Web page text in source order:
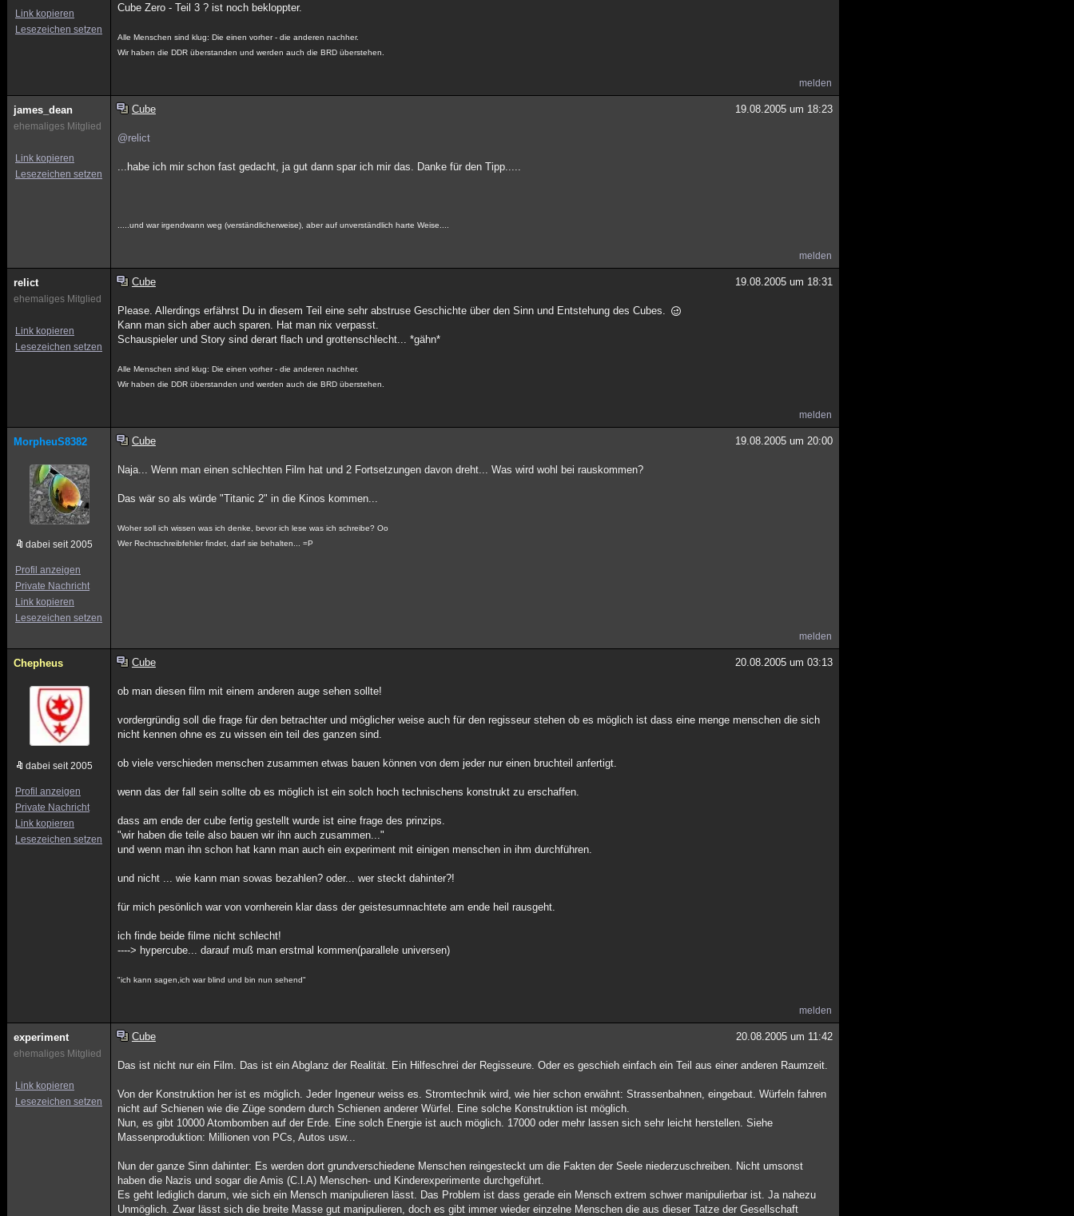
Link kopieren
Lesezeichen setzen
Cube Zero - Teil 3 ? ist noch bekloppter.
Alle Menschen sind klug: Die einen vorher - die anderen nachher.
Wir haben die DDR überstanden und werden auch die BRD überstehen.
melden
james_dean
ehemaliges Mitglied
Link kopieren
Lesezeichen setzen
Cube 19.08.2005 um 18:23
@relict
...habe ich mir schon fast gedacht, ja gut dann spar ich mir das. Danke für den Tipp.....
.....und war irgendwann weg (verständlicherweise), aber auf unverständlich harte Weise....
melden
relict
ehemaliges Mitglied
Link kopieren
Lesezeichen setzen
Cube 19.08.2005 um 18:31
Please. Allerdings erfährst Du in diesem Teil eine sehr abstruse Geschichte über den Sinn und Entstehung des Cubes.
Kann man sich aber auch sparen. Hat man nix verpasst.
Schauspieler und Story sind derart flach und grottenschlecht... *gähn*
Alle Menschen sind klug: Die einen vorher - die anderen nachher.
Wir haben die DDR überstanden und werden auch die BRD überstehen.
melden
MorpheuS8382
dabei seit 2005
Profil anzeigen
Private Nachricht
Link kopieren
Lesezeichen setzen
Cube 19.08.2005 um 20:00
Naja... Wenn man einen schlechten Film hat und 2 Fortsetzungen davon dreht... Was wird wohl bei rauskommen?
Das wär so als würde "Titanic 2" in die Kinos kommen...
Woher soll ich wissen was ich denke, bevor ich lese was ich schreibe? Oo
Wer Rechtschreibfehler findet, darf sie behalten... =P
melden
Chepheus
dabei seit 2005
Profil anzeigen
Private Nachricht
Link kopieren
Lesezeichen setzen
Cube 20.08.2005 um 03:13
ob man diesen film mit einem anderen auge sehen sollte!
vordergründig soll die frage für den betrachter und möglicher weise auch für den regisseur stehen ob es möglich ist dass eine menge menschen die sich
nicht kennen ohne es zu wissen ein teil des ganzen sind.
ob viele verschieden menschen zusammen etwas bauen können von dem jeder nur einen bruchteil anfertigt.
wenn das der fall sein sollte ob es möglich ist ein solch hoch technischens konstrukt zu erschaffen.
dass am ende der cube fertig gestellt wurde ist eine frage des prinzips.
"wir haben die teile also bauen wir ihn auch zusammen..."
und wenn man ihn schon hat kann man auch ein experiment mit einigen menschen in ihm durchführen.
und nicht ... wie kann man sowas bezahlen? oder... wer steckt dahinter?!
für mich pesönlich war von vornherein klar dass der geistesumnachtete am ende heil rausgeht.
ich finde beide filme nicht schlecht!
----> hypercube... darauf muß man erstmal kommen(parallele universen)
"ich kann sagen,ich war blind und bin nun sehend"
melden
experiment
ehemaliges Mitglied
Link kopieren
Lesezeichen setzen
Cube 20.08.2005 um 11:42
Das ist nicht nur ein Film. Das ist ein Abglanz der Realität. Ein Hilfeschrei der Regisseure. Oder es geschieh einfach ein Teil aus einer anderen Raumzeit.
Von der Konstruktion her ist es möglich. Jeder Ingeneur weiss es. Stromtechnik wird, wie hier schon erwähnt: Strassenbahnen, eingebaut. Würfeln fahren
nicht auf Schienen wie die Züge sondern durch Schienen anderer Würfel. Eine solche Konstruktion ist möglich.
Nun, es gibt 10000 Atombomben auf der Erde. Eine solch Energie ist auch möglich. 17000 oder mehr lassen sich sehr leicht herstellen. Siehe
Massenproduktion: Millionen von PCs, Autos usw...
Nun der ganze Sinn dahinter: Es werden dort grundverschiedene Menschen reingesteckt um die Fakten der Seele niederzuschreiben. Nicht umsonst
haben die Nazis und sogar die Amis (C.l.A) Menschen- und Kinderexperimente durchgeführt.
Es geht lediglich darum, wie sich ein Mensch manipulieren lässt. Das Problem ist dass gerade ein Mensch extrem schwer manipulierbar ist. Ja nahezu
Unmöglich. Zwar lässt sich die breite Masse gut manipulieren, doch es gibt immer wieder einzelne Menschen die aus dieser Tatze der Gesellschaft